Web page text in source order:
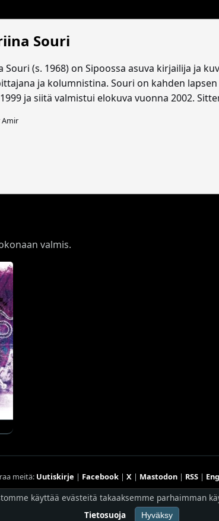
Souri
Souri (s. 1968) on Sipoossa asuva kirjailija ja
ja kolumnistina. Souri on kahden
ja siitä valmistui elokuva vuonna 2002.
Amir
valmis.
meitä: Uutiskirje | Facebook| X| Mastodon| RSS|
Hostingpalvelun tarjoaaPlaneetta Internet Oy
© 1996 - 2026 Risingshadow. Kaikki oikeudet
käyttää evästeitä takaaksemme parhaimman
Tietosuoja
Hyväksy